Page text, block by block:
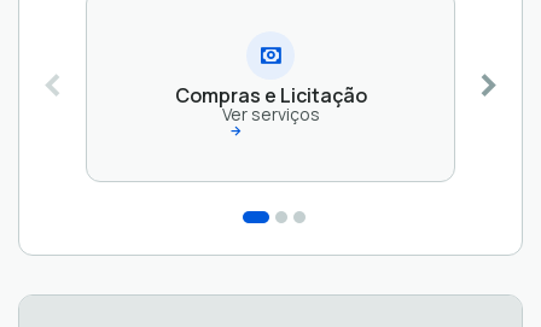
Compras e Licitação
Ver serviços
serviços